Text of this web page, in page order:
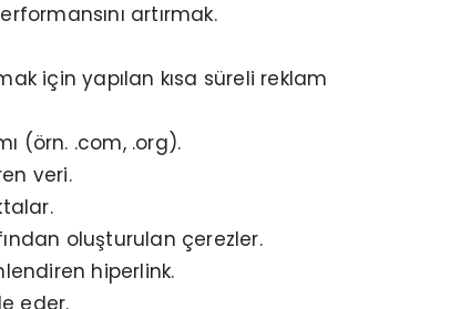
artırmak.
için yapılan kısa süreli reklam
(örn. .com, .org).
veri.
oluşturulan çerezler.
hiperlink.